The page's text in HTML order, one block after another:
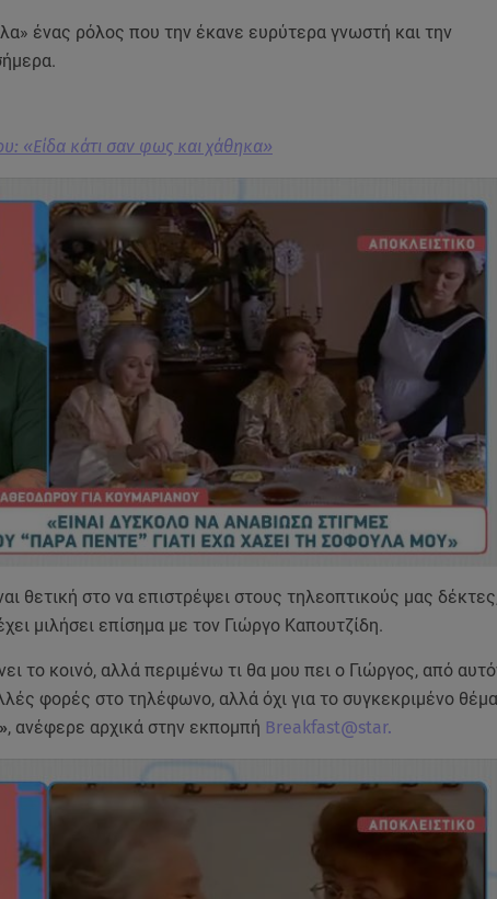
ένας ρόλος που την έκανε ευρύτερα γνωστή και την
«Είδα κάτι σαν φως και χάθηκα»
θετική στο να επιστρέψει στους τηλεοπτικούς μας
μιλήσει επίσημα με τον Γιώργο Καπουτζίδη.
το κοινό, αλλά περιμένω τι θα μου πει ο Γιώργος, από
φορές στο τηλέφωνο, αλλά όχι για το συγκεκριμένο
, ανέφερε αρχικά στην εκπομπή Breakfast@star.